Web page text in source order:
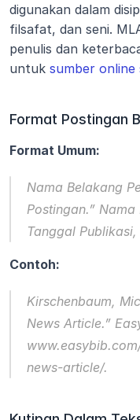
digunakan dalam
filsafat, dan seni.
penulis dan
untuk sumber online
Format Postingan
Format Umum:
Nama Belakang
Postingan.” Nama
Tanggal Publikasi,
Contoh:
Kirschenbaum,
News Article.”
news-article/.